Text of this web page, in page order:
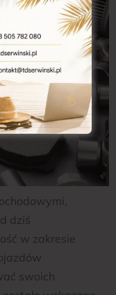
dziś
w zakresie
swoich